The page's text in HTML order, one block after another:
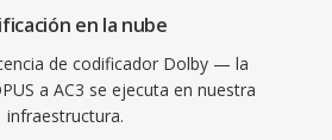
en la nube
de codificador Dolby — la
a AC3 se ejecuta en nuestra
infraestructura.